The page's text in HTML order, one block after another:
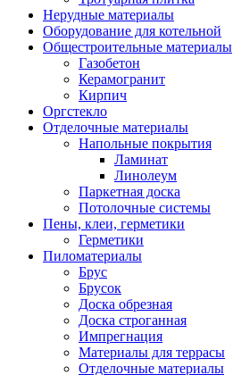
Нерудные материалы
Оборудование для котельной
Общестроительные материалы
Газобетон
Керамогранит
Кирпич
Оргстекло
Отделочные материалы
Напольные покрытия
Ламинат
Линолеум
Паркетная доска
Потолочные системы
Пены, клеи, герметики
Герметики
Пиломатериалы
Брус
Брусок
Доска обрезная
Доска строганная
Импрегнация
Материалы для террасы
Отделочные материалы